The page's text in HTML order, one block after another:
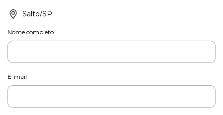
Salto/SP
Nome completo
E-mail